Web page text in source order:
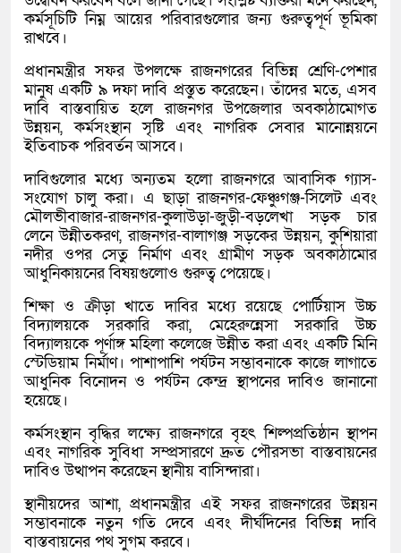
কর্মসূচিটি নিম্ন আয়ের পরিবারগুলোর জন্য গুরুত্বপূর্ণ ভূমিকা
রাখবে।
প্রধানমন্ত্রীর সফর উপলক্ষে রাজনগরের বিভিন্ন শ্রেণি-পেশার
মানুষ একটি ৯ দফা দাবি প্রস্তুত করেছেন। তাঁদের মতে, এসব
দাবি বাস্তবায়িত হলে রাজনগর উপজেলার অবকাঠামোগত
উন্নয়ন, কর্মসংস্থান সৃষ্টি এবং নাগরিক সেবার মানোন্নয়নে
ইতিবাচক পরিবর্তন আসবে।
দাবিগুলোর মধ্যে অন্যতম হলো রাজনগরে আবাসিক গ্যাস-
সংযোগ চালু করা। এ ছাড়া রাজনগর-ফেঞ্চুগঞ্জ-সিলেট এবং
মৌলভীবাজার-রাজনগর-কুলাউড়া-জুড়ী-বড়লেখা সড়ক চার
লেনে উন্নীতকরণ, রাজনগর-বালাগঞ্জ সড়কের উন্নয়ন, কুশিয়ারা
নদীর ওপর সেতু নির্মাণ এবং গ্রামীণ সড়ক অবকাঠামোর
আধুনিকায়নের বিষয়গুলোও গুরুত্ব পেয়েছে।
শিক্ষা ও ক্রীড়া খাতে দাবির মধ্যে রয়েছে পোর্টিয়াস উচ্চ
বিদ্যালয়কে সরকারি করা, মেহেরুন্নেসা সরকারি উচ্চ
বিদ্যালয়কে পূর্ণাঙ্গ মহিলা কলেজে উন্নীত করা এবং একটি মিনি
স্টেডিয়াম নির্মাণ। পাশাপাশি পর্যটন সম্ভাবনাকে কাজে লাগাতে
আধুনিক বিনোদন ও পর্যটন কেন্দ্র স্থাপনের দাবিও জানানো
হয়েছে।
কর্মসংস্থান বৃদ্ধির লক্ষ্যে রাজনগরে বৃহৎ শিল্পপ্রতিষ্ঠান স্থাপন
এবং নাগরিক সুবিধা সম্প্রসারণে দ্রুত পৌরসভা বাস্তবায়নের
দাবিও উত্থাপন করেছেন স্থানীয় বাসিন্দারা।
স্থানীয়দের আশা, প্রধানমন্ত্রীর এই সফর রাজনগরের উন্নয়ন
সম্ভাবনাকে নতুন গতি দেবে এবং দীর্ঘদিনের বিভিন্ন দাবি
বাস্তবায়নের পথ সুগম করবে।